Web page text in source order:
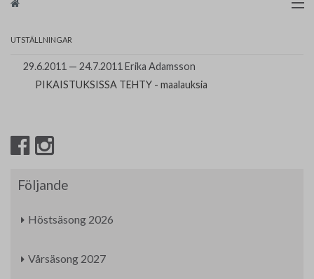
Målarförbundet
tm•galleri
UTSTÄLLNINGAR
29.6.2011 — 24.7.2011 Erika Adamsson
PIKAISTUKSISSA TEHTY - maalauksia
Följande
Höstsäsong 2026
Vårsäsong 2027